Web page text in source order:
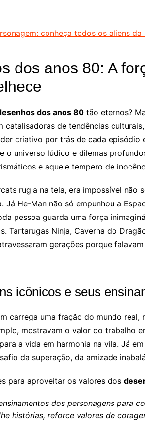
conheça todos os aliens da
dos anos 80: A
dos anos 80 tão eternos?
catalisadoras de tendências
criativo por trás de cada episódio
o universo lúdico e dilemas
e aquele tempero de
rugia na tela, era impossível não
Já He-Man não só empunhou a
pessoa guarda uma força
Tartarugas Ninja, Caverna do
gerações porque
icônicos e seus
carrega uma fração do mundo real,
mostravam o valor do trabalho
a vida em harmonia na vila. Já
da superação, da amizade
para aproveitar os valores dos
dos personagens para
histórias, reforce valores de